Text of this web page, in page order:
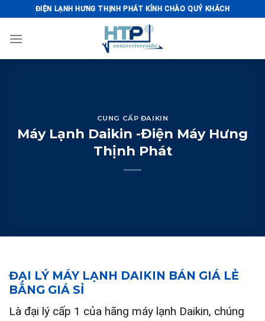
to
content
ĐIỆN LẠNH HƯNG THỊNH PHÁT KÍNH CHÀO QUÝ KHÁCH
CUNG CẤP ĐAIKIN
Máy Lạnh Daikin -Điện Máy Hưng
Thịnh Phát
ĐẠI LÝ MÁY LẠNH DAIKIN BÁN GIÁ LẺ
BẰNG GIÁ SỈ
Là đại lý cấp 1 của hãng máy lạnh Daikin, chúng